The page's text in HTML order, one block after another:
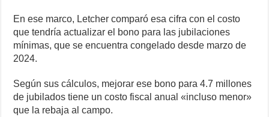
En ese marco, Letcher comparó esa cifra con el costo
que tendría actualizar el bono para las jubilaciones
mínimas, que se encuentra congelado desde marzo de
2024.
Según sus cálculos, mejorar ese bono para 4.7 millones
de jubilados tiene un costo fiscal anual «incluso menor»
que la rebaja al campo.